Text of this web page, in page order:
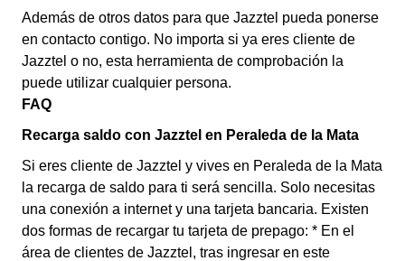
Además de otros datos para que Jazztel pueda ponerse
en contacto contigo. No importa si ya eres cliente de
Jazztel o no, esta herramienta de comprobación la
puede utilizar cualquier persona.
FAQ
Recarga saldo con Jazztel en Peraleda de la Mata
Si eres cliente de Jazztel y vives en Peraleda de la Mata
la recarga de saldo para ti será sencilla. Solo necesitas
una conexión a internet y una tarjeta bancaria. Existen
dos formas de recargar tu tarjeta de prepago: * En el
área de clientes de Jazztel, tras ingresar en este